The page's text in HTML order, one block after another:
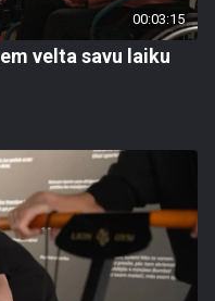
00:03:15
velta savu laiku